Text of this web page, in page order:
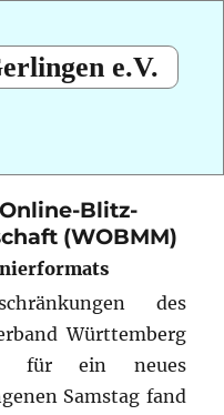
e.V.
Blitz-
(WOBMM)
des
Württemberg
für ein neues
Samstag fand